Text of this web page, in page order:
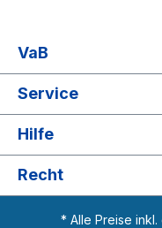
VaB
Service
Hilfe
Recht
* Alle Preise